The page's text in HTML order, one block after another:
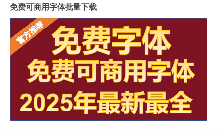
免费可商用字体批量下载